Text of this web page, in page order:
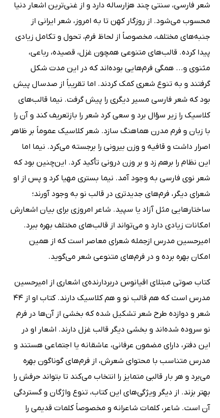
شعر فارسی، سنتی چند هزارساله دارد و از غنی‌ترین اشعار دنیا
محسوب می‌شود. از روزگار کهن تا به امروز، شعر ایرانی از
جنبه‌های مختلف، مخصوصاً از لحاظ فرم، تحول و تکامل زیادی
پیدا کرده. قالب‌های متنوعی همچون غزل، قصیده، رباعی،
مثنوی و... همگی فرم‌هایی بوده‌اند که در این مدت شکل
گرفتند و به تنوع شعری کمک کردند. اما تقریباً از صدسال پیش
بود که شعر فارسی مسیر دیگری را پیش گرفت. نیما قالب‌های
کلاسیک را زیر سؤال برد و سعی کرد شعر را بازتعریف کند و آن را
با زبان و فرم مدرن هماهنگ سازد. شعر کلاسیک عموماً بر ظاهر
اصرار داشت و قافیه و وزن بیرونی را برجسته می‌کرد. نیما اما
این نظام را برهم زد و بر وزن درونی تأکید کرد. این‌چنین بود که
شعر نوی فارسی به وجود آمد. نیما بستری مهیا کرد و پس از او
شعرای دیگر، فرم‌های جدیدتری در قالب نو به وجود آورند؛
ساختارهایی مثل آزاد یا سپید. شاعر امروزی برای بیان اشعارش
امکانات زیادی دارد و می‌تواند از قالب‌های مختلف بهره ببرد.
امیرحسین مدرس ازجمله شعرای معاصر است که از همین
امکان بهره برده و در فرم‌های متنوعی شعر می‌گوید.
کتاب صوتی مبتلای اقیانوس دربردارنده‌ی اشعاری از امیرحسین
مدرس است که هم قالب نو و هم کلاسیک دارند. کتاب او از 44
شعر و دوازده طرح شعر تشکیل شده که بخشی از آن‌ها در فرم
نو سروده شده‌اند و بخشی دیگر قالب غزل دارند. اشعار او در
این دفتر، دارای مضمون عرفانی، عاشقانه یا اجتماعی هستند و
مدرس متناسب با محتوای شعرش، از فرم‌های گوناگون بهره
می‌برد و هر بار قالبی متمایز را انتخاب می‌کند تا بتواند حرفش را
بهتر بزند. از دیگر ویژگی‌های این کتاب، تنوع واژگان و گستردگی
آن است. شاعر، کلمات شاعرانه و مخصوصاً کلمات قدیمی را